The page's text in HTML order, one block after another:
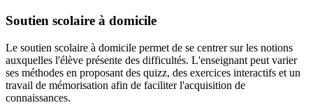
Soutien scolaire à domicile
Le soutien scolaire à domicile permet de se centrer sur les notions
auxquelles l'élève présente des difficultés. L'enseignant peut varier
ses méthodes en proposant des quizz, des exercices interactifs et un
travail de mémorisation afin de faciliter l'acquisition de
connaissances.